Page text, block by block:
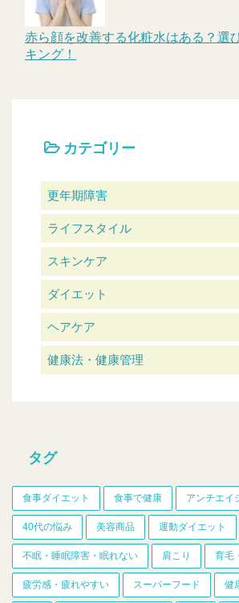
赤ら顔を改善する化粧水はある？選
キング！
カテゴリー
更年期障害
ライフスタイル
スキンケア
ダイエット
ヘアケア
健康法・健康管理
タグ
食事ダイエット 食事で健康 アンチエイ
40代の悩み 美容商品 運動ダイエット
不眠・睡眠障害・眠れない 肩こり 育毛
疲労感・疲れやすい スーパーフード 健